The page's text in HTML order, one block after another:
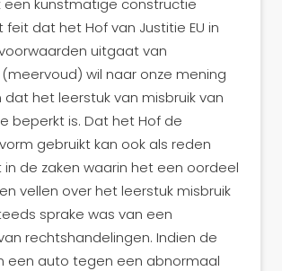
een kunstmatige constructie
feit dat het Hof van Justitie EU in
uitgaat van
wil naar onze mening
het leerstuk van misbruik van
beperkt is. Dat het Hof de
gebruikt kan ook als reden
de zaken waarin het een oordeel
vellen over het leerstuk misbruik
sprake was van een
rechtshandelingen. Indien de
een auto tegen een abnormaal